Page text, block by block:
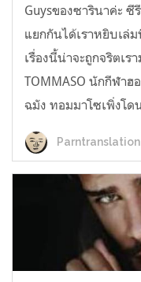
Guysของซารินาค่ะ
แยกกันได้เราหยิบเล่
เรื่องนี้น่าจะถูกจริตเร
TOMMASO นักกีฬา
ฉมัง ทอมมาโซเพิ่งโด